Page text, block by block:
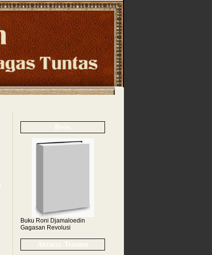
Book
Buku Roni Djamaloedin
Gagasan Revolusi
Artikel Terahir